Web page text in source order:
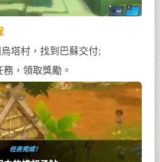
塔村，找到巴蘇交付;
，領取獎勵。